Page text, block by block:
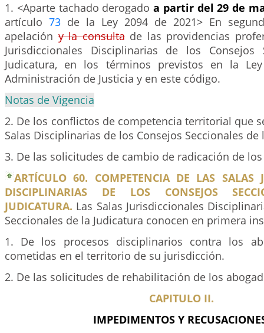
1. <Aparte tachado derogadoa partir del 29 de
artículo 73 de la Ley 2094 de 2021> En
apelacióny la consultade las providencias
Jurisdiccionales Disciplinarias de los Consejos
Judicatura, en los términos previstos en la
Administración de Justicia y en este código.
Notas de Vigencia
2. De los conflictos de competencia territorial que
Salas Disciplinarias de los Consejos Seccionales de
3. De las solicitudes de cambio de radicación de
ARTÍCULO 60. COMPETENCIA DE LAS SALAS
DISCIPLINARIAS DE LOS CONSEJOS
JUDICATURA. Las Salas Jurisdiccionales
Seccionales de la Judicatura conocen en primera
1. De los procesos disciplinarios contra los
cometidas en el territorio de su jurisdicción.
2. De las solicitudes de rehabilitación de los
CAPITULO II.
IMPEDIMENTOS Y